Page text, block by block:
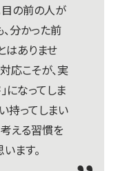
目の前の人が
分かった前
はありませ
応こそが、実
になってしま
持ってしまい
考える習慣を
ます。